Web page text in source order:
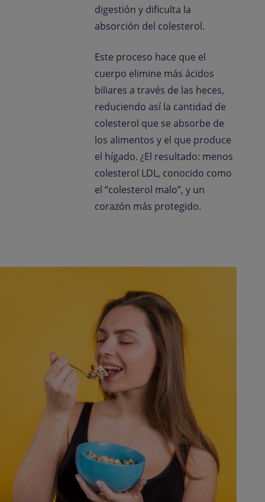
digestión y dificulta la
absorción del colesterol.
Este proceso hace que el
cuerpo elimine más ácidos
biliares a través de las heces,
reduciendo así la cantidad de
colesterol que se absorbe de
los alimentos y el que produce
el hígado. ¿El resultado: menos
colesterol LDL, conocido como
el “colesterol malo”, y un
corazón más protegido.